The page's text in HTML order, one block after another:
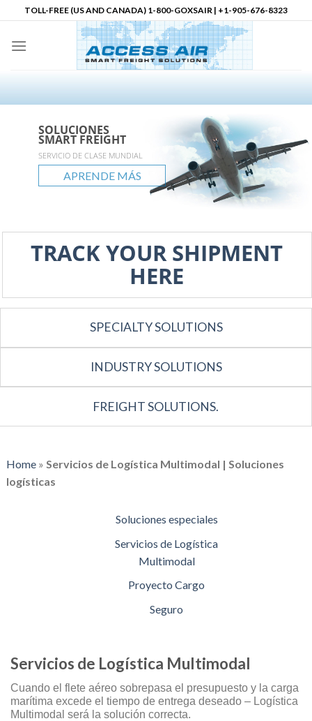
to
content
TOLL-FREE (US AND CANADA) 1-800-GOXSAIR | +1-905-676-8323
SOLUCIONES
SMART FREIGHT
SERVICIO DE CLASE MUNDIAL
APRENDE MÁS
SOLUCIONES
SMART FREIGHT
ALCANCE GLOBAL
APRENDE MÁS
SOLUCIONES
SMART FREIGHT
POSIBILIDADES ILIMITADAS
APRENDE MÁS
Socio Logístico en
Norteamérica
accessair.ca
APRENDE MÁS
TRACK YOUR SHIPMENT
HERE
SPECIALTY SOLUTIONS
INDUSTRY SOLUTIONS
FREIGHT SOLUTIONS.
Home» Servicios de Logística Multimodal | Soluciones
logísticas
Soluciones especiales
Servicios de Logística
Multimodal
Proyecto Cargo
Seguro
Servicios de Logística Multimodal
Cuando el flete aéreo sobrepasa el presupuesto y la carga
marítima excede el tiempo de entrega deseado – Logística
Multimodal será la solución correcta.